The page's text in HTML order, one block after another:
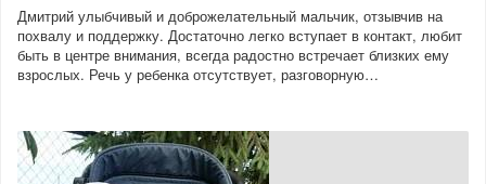
Дмитрий улыбчивый и доброжелательный мальчик, отзывчив на
похвалу и поддержку. Достаточно легко вступает в контакт, любит
быть в центре внимания, всегда радостно встречает близких ему
взрослых. Речь у ребенка отсутствует, разговорную…